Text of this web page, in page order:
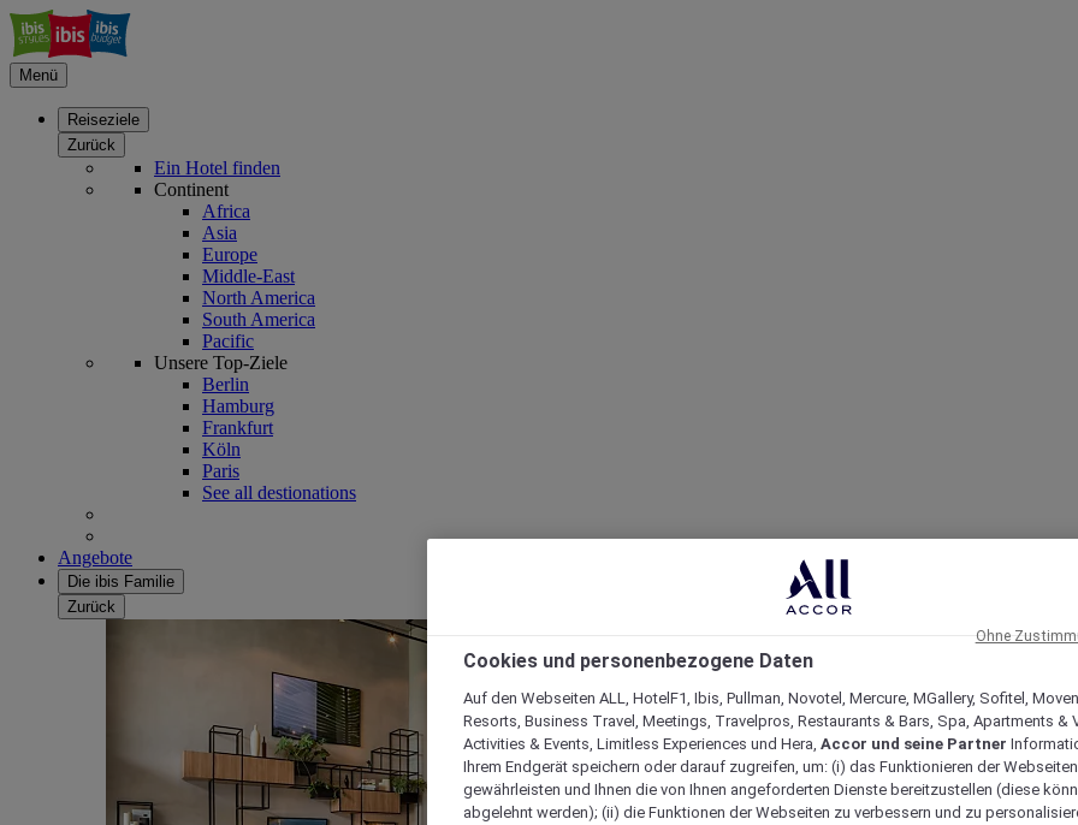
Menü
Reiseziele
Zurück
Ein Hotel finden
Continent
Africa
Asia
Europe
Middle-East
North America
South America
Pacific
Unsere Top-Ziele
Berlin
Hamburg
Frankfurt
Köln
Paris
See all destionations
Angebote
Die ibis Familie
Zurück
Cookies und personenbezogene Daten
Auf den Webseiten ALL, HotelF1, Ibis, Pullman, Novotel, Mercure, MGallery, Sofitel,
Resorts, Business Travel, Meetings, Travelpros, Restaurants & Bars, Spa, Apartments &
Activities & Events, Limitless Experiences und Hera, Accor und seine Partner
Ihrem Endgerät speichern oder darauf zugreifen, um: (i) das Funktionieren der
gewährleisten und Ihnen die von Ihnen angeforderten Dienste bereitzustellen (diese
abgelehnt werden); (ii) die Funktionen der Webseiten zu verbessern und zu
Ohne